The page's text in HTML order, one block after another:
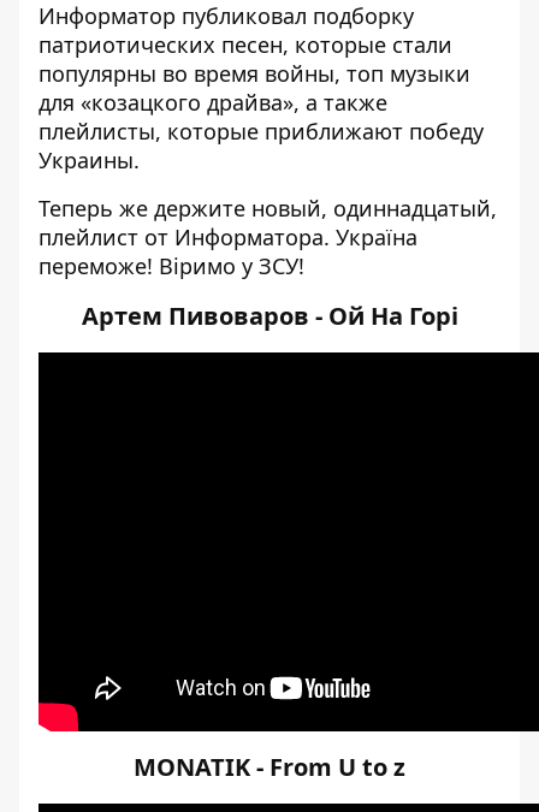
Информатор публиковал подборку
патриотических песен, которые стали
популярны во время войны, топ музыки
для «козацкого драйва», а также
плейлисты, которые приближают победу
Украины.
Теперь же держите новый, одиннадцатый,
плейлист от Информатора. Україна
переможе! Віримо у ЗСУ!
Артем Пивоваров - Ой На Горі
MONATIK - From U to z